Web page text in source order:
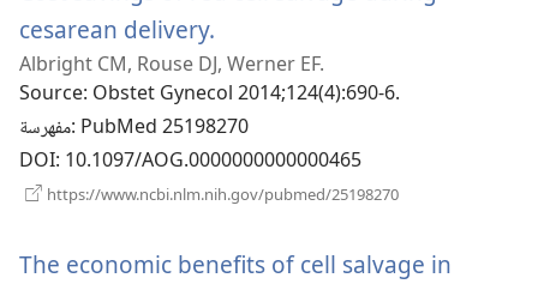
cesarean delivery.
نافذة
جديدة)
Albright CM, Rouse DJ, Werner EF.
Source‎: Obstet Gynecol 2014;124(4):690-6.
مفهرسة‎: PubMed 25198270
DOI‎: 10.1097/AOG.0000000000000465
https://www.ncbi.nlm.nih.gov/pubmed/25198270
The economic benefits of cell salvage in